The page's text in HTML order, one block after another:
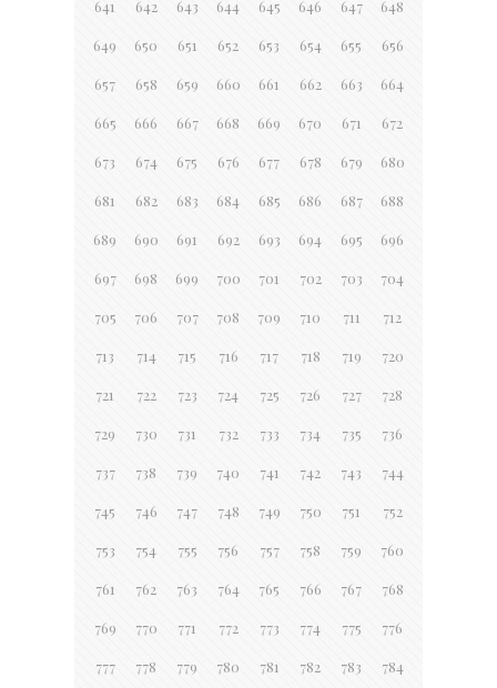
641 642 643 644 645 646 647 648
649 650 651 652 653 654 655 656
657 658 659 660 661 662 663 664
665 666 667 668 669 670 671 672
673 674 675 676 677 678 679 680
681 682 683 684 685 686 687 688
689 690 691 692 693 694 695 696
697 698 699 700 701 702 703 704
705 706 707 708 709 710 711 712
713 714 715 716 717 718 719 720
721 722 723 724 725 726 727 728
729 730 731 732 733 734 735 736
737 738 739 740 741 742 743 744
745 746 747 748 749 750 751 752
753 754 755 756 757 758 759 760
761 762 763 764 765 766 767 768
769 770 771 772 773 774 775 776
777 778 779 780 781 782 783 784